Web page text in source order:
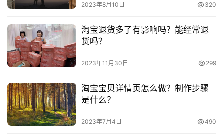
2023年8月10日 320
淘宝退货多了有影响吗？能经常退
货吗？
2023年11月30日 299
淘宝宝贝详情页怎么做？制作步骤
是什么？
2023年7月4日 490